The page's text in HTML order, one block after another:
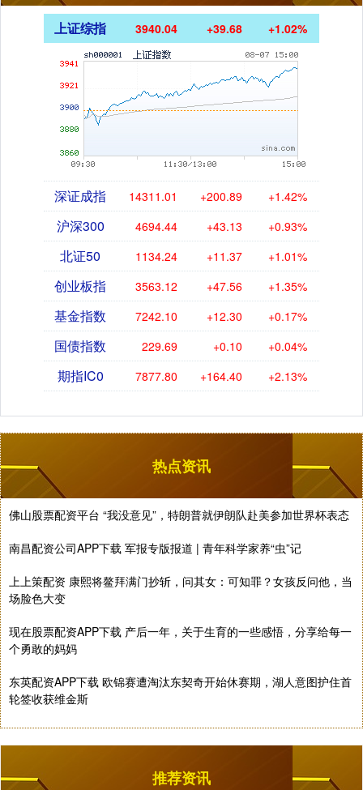
上证综指 3940.04 +39.68 +1.02%
深证成指 14311.01 +200.89 +1.42%
沪深300 4694.44 +43.13 +0.93%
北证50 1134.24 +11.37 +1.01%
创业板指 3563.12 +47.56 +1.35%
基金指数 7242.10 +12.30 +0.17%
国债指数 229.69 +0.10 +0.04%
期指IC0 7877.80 +164.40 +2.13%
热点资讯
佛山股票配资平台 “我没意见”，特朗普就伊朗队赴美参加世界杯表态
南昌配资公司APP下载 军报专版报道 | 青年科学家养“虫”记
上上策配资 康熙将鳌拜满门抄斩，问其女：可知罪？女孩反问他，当
场脸色大变
现在股票配资APP下载 产后一年，关于生育的一些感悟，分享给每一
个勇敢的妈妈
东英配资APP下载 欧锦赛遭淘汰东契奇开始休赛期，湖人意图护住首
轮签收获维金斯
推荐资讯